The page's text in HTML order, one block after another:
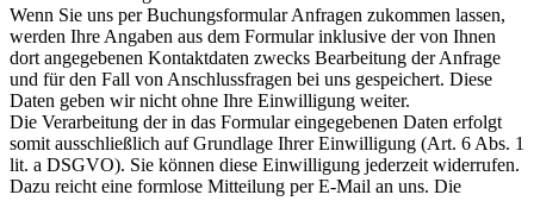
Wenn Sie uns per Buchungsformular Anfragen zukommen lassen,
werden Ihre Angaben aus dem Formular inklusive der von Ihnen
dort angegebenen Kontaktdaten zwecks Bearbeitung der Anfrage
und für den Fall von Anschlussfragen bei uns gespeichert. Diese
Daten geben wir nicht ohne Ihre Einwilligung weiter.
Die Verarbeitung der in das Formular eingegebenen Daten erfolgt
somit ausschließlich auf Grundlage Ihrer Einwilligung (Art. 6 Abs. 1
lit. a DSGVO). Sie können diese Einwilligung jederzeit widerrufen.
Dazu reicht eine formlose Mitteilung per E-Mail an uns. Die